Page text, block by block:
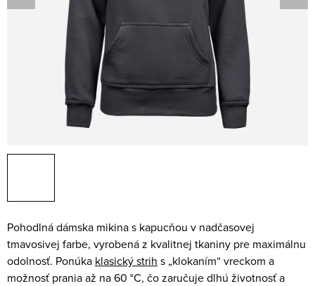
Pohodlná dámska mikina s kapucňou v nadčasovej
tmavosivej farbe, vyrobená z kvalitnej tkaniny pre maximálnu
odolnosť. Ponúka klasický strih s „klokaním“ vreckom a
možnosť prania až na 60 °C, čo zaručuje dlhú životnosť a